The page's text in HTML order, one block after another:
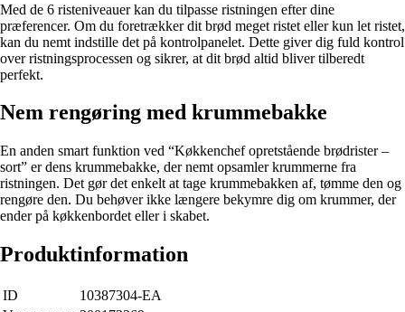
Med de 6 risteniveauer kan du tilpasse ristningen efter dine
præferencer. Om du foretrækker dit brød meget ristet eller kun let ristet,
kan du nemt indstille det på kontrolpanelet. Dette giver dig fuld kontrol
over ristningsprocessen og sikrer, at dit brød altid bliver tilberedt
perfekt.
Nem rengøring med krummebakke
En anden smart funktion ved “Køkkenchef opretstående brødrister –
sort” er dens krummebakke, der nemt opsamler krummerne fra
ristningen. Det gør det enkelt at tage krummebakken af, tømme den og
rengøre den. Du behøver ikke længere bekymre dig om krummer, der
ender på køkkenbordet eller i skabet.
Produktinformation
ID
10387304-EA